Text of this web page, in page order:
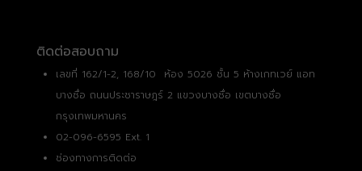
ติดต่อสอบถาม
เลขที่ 162/1-2, 168/10 ห้อง 5026 ชั้น 5 ห้างเกทเวย์ แอท
บางซื่อ ถนนประชาราษฎร์ 2 แขวงบางซื่อ เขตบางซื่อ
กรุงเทพมหานคร
02-096-6595 Ext. 1
ช่องทางการติดต่อ